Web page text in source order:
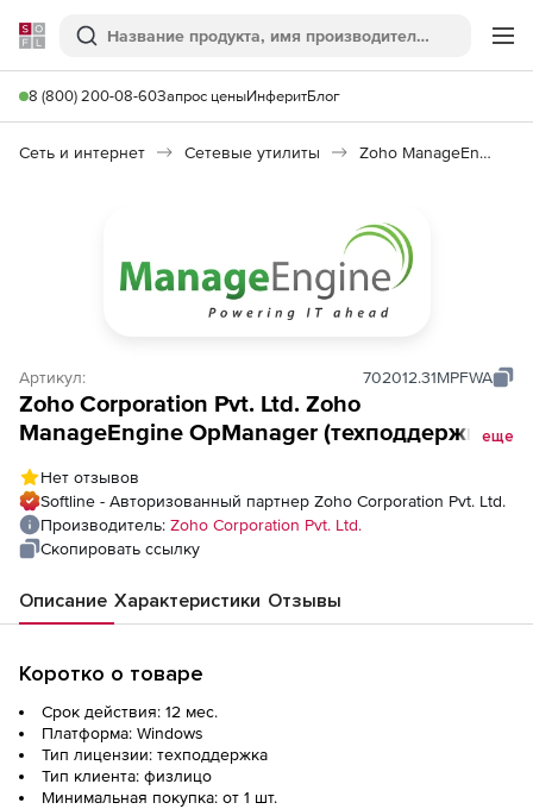
Softline
Поиск
8 (800) 200-08-60Запрос ценыИнферитБлог
Сеть и интернет Сетевые утилиты Zoho ManageEngine OpManager
Артикул: 702012.31MPFWA
Zoho Corporation Pvt. Ltd. Zoho
ManageEngine OpManager (техподдержка
FWA Device Pack
еще
Нет отзывов
Softline - Авторизованный партнер Zoho Corporation Pvt. Ltd.
Производитель: Zoho Corporation Pvt. Ltd.
Скопировать ссылку
Описание Характеристики Отзывы
Коротко о товаре
Срок действия: 12 мес.
Платформа: Windows
Тип лицензии: техподдержка
Тип клиента: физлицо
Минимальная покупка: от 1 шт.